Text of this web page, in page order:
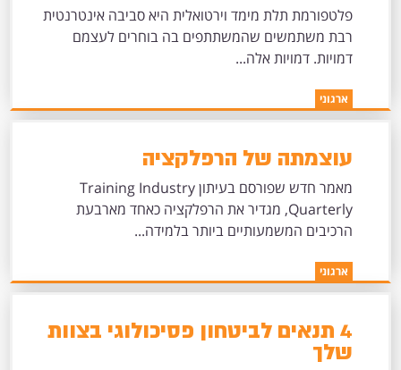
פלטפורמת תלת מימד וירטואלית היא סביבה אינטרנטית
רבת משתמשים שהמשתתפים בה בוחרים לעצמם
דמויות. דמויות אלה...
ארגוני
עוצמתה של הרפלקציה
מאמר חדש שפורסם בעיתון Training Industry
Quarterly, מגדיר את הרפלקציה כאחד מארבעת
הרכיבים המשמעותיים ביותר בלמידה...
ארגוני
4 תנאים לביטחון פסיכולוגי בצוות
שלך